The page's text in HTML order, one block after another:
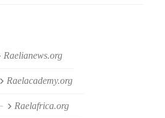
Raelianews.org
Raelacademy.org
Raelafrica.org